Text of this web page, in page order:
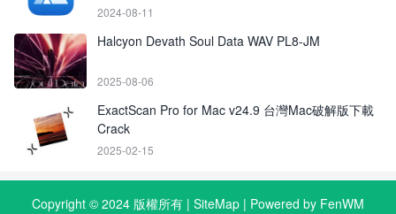
2024-08-11
Halcyon Devath Soul Data WAV PL8-JM
2025-08-06
ExactScan Pro for Mac v24.9 台灣Mac破解版下載
Crack
2025-02-15
Copyright © 2024 版權所有 | SiteMap | Powered by FenWM